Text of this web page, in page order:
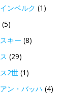
ンベルク (1)
(5)
キー (8)
(29)
2世 (1)
ン・バッハ (4)